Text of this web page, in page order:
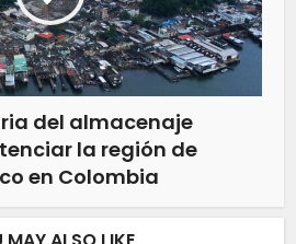
del almacenaje
la región de
en Colombia